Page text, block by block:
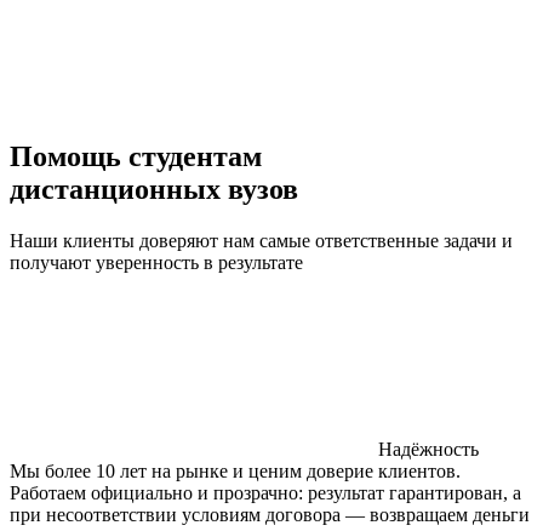
Помощь студентам
дистанционных вузов
Наши клиенты доверяют нам самые ответственные задачи и
получают уверенность в результате
Надёжность
Мы более 10 лет на рынке и ценим доверие клиентов.
Работаем официально и прозрачно: результат гарантирован, а
при несоответствии условиям договора — возвращаем деньги